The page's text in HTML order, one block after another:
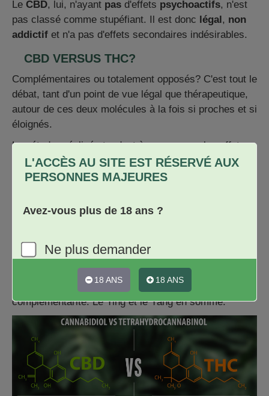
L'ACCÈS AU SITE EST RÉSERVÉ AUX
PERSONNES MAJEURES
Avez-vous plus de 18 ans ?
Ne plus demander
18 ANS 18 ANS
Le CBD, lui, n'ayant pas d'effets psychoactifs, n'est
pas classé comme stupéfiant. Il est donc légal, non
addictif et n'a pas d'effets secondaires indésirables.
CBD VERSUS THC?
Complémentaires ou totalement opposés? C'est tout le
débat, tant d'un point de vue légal que thérapeutique,
autour de ces deux molécules à la fois si proches et si
éloignés.
Les études réalisés tendent à prouver que les effets
"planant" du THC sont ralentis, même contrebalancés
par ceux, "relaxant", du CBD.
sentiment d'addiction et pourraient, avec un dosage
sentiment de manque. Néanmoins, certaines études
laissent penser que les deux molécules seraient
finalement plus complémentaire que prévu. Leurs
différences, au lieu de les opposer, augmentent leur
complémentarité. Le Ying et le Yang en somme.